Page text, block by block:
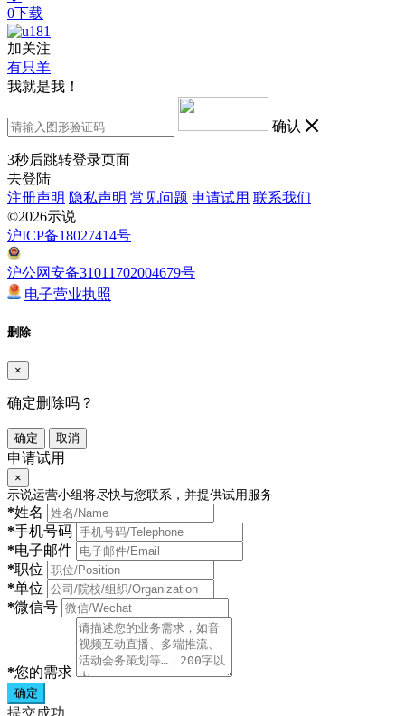
0下载
加关注
有只羊
我就是我！
确认
3秒后跳转登录页面
去登陆
注册声明 隐私声明 常见问题 申请试用 联系我们
©2026示说
沪ICP备18027414号
沪公网安备31011702004679号
电子营业执照
删除
×
确定删除吗？
确定 取消
申请试用
×
示说运营小组将尽快与您联系，并提供试用服务
*姓名
*手机号码
*电子邮件
*职位
*单位
*微信号
*您的需求
确定